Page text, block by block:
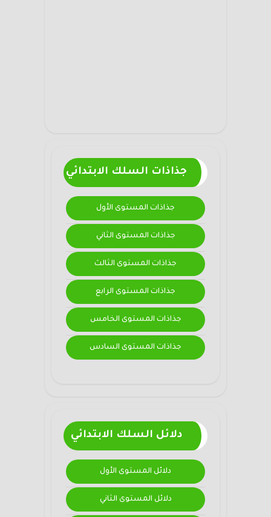
جذاذات السلك الابتدائي
جذاذات المستوى الأول
جذاذات المستوى الثاني
جذاذات المستوى الثالث
جذاذات المستوى الرابع
جذاذات المستوى الخامس
جذاذات المستوى السادس
دلائل السلك الابتدائي
دلائل المستوى الأول
دلائل المستوى الثاني